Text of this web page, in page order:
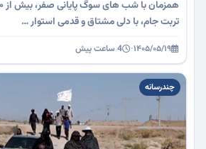
تربت جام، با دلی مشتاق و قدمی استوار …
۱۴۰۵/۰۵/۱۹· 4 ساعت پیش
چندرسانه